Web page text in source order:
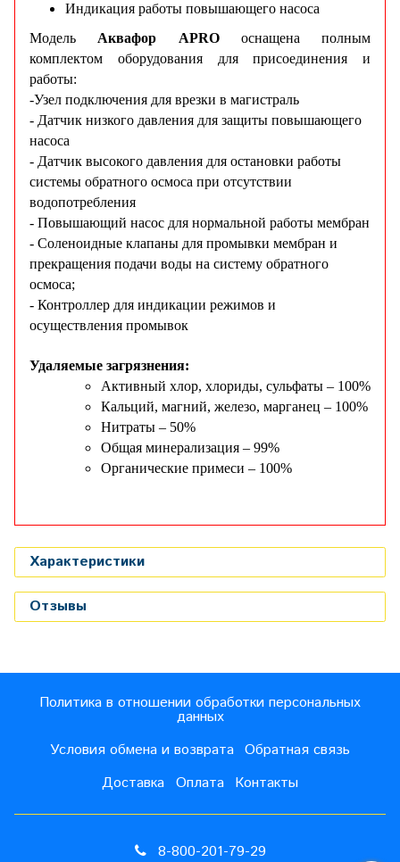
Индикация работы повышающего насоса
Модель Аквафор APROоснащена полным
комплектом оборудования для присоединения и
работы:
-Узел подключения для врезки в магистраль
- Датчик низкого давления для защиты повышающего
насоса
- Датчик высокого давления для остановки работы
системы обратного осмоса при отсутствии
водопотребления
- Повышающий насос для нормальной работы мембран
- Соленоидные клапаны для промывки мембран и
прекращения подачи воды на систему обратного
осмоса;
- Контроллер для индикации режимов и
осуществления промывок
Удаляемые загрязнения:
Активный хлор, хлориды, сульфаты – 100%
Кальций, магний, железо, марганец – 100%
Нитраты – 50%
Общая минерализация – 99%
Органические примеси – 100%
Характеристики
Отзывы
Политика в отношении обработки персональных
данных
Условия обмена и возврата Обратная связь
Доставка Оплата Контакты
8-800-201-79-29